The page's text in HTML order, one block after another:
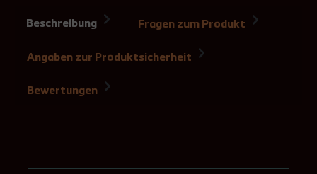
Beschreibung Fragen zum Produkt
Angaben zur Produktsicherheit
Bewertungen